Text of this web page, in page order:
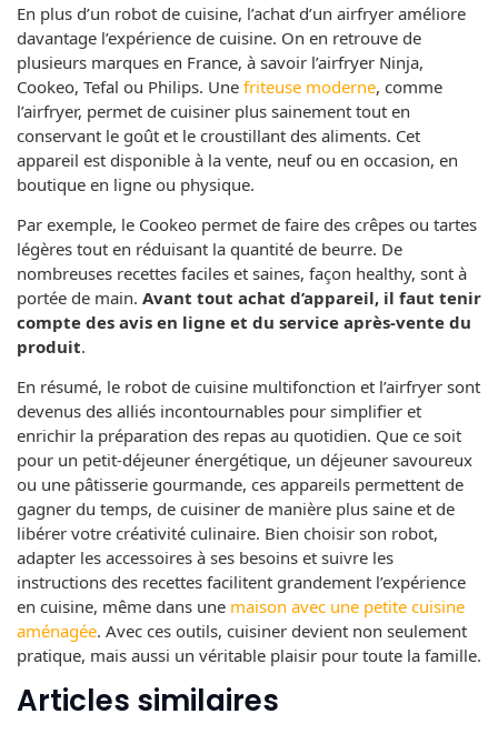
En plus d’un robot de cuisine, l’achat d’un airfryer améliore
davantage l’expérience de cuisine. On en retrouve de
plusieurs marques en France, à savoir l’airfryer Ninja,
Cookeo, Tefal ou Philips. Une friteuse moderne, comme
l’airfryer, permet de cuisiner plus sainement tout en
conservant le goût et le croustillant des aliments. Cet
appareil est disponible à la vente, neuf ou en occasion, en
boutique en ligne ou physique.
Par exemple, le Cookeo permet de faire des crêpes ou tartes
légères tout en réduisant la quantité de beurre. De
nombreuses recettes faciles et saines, façon healthy, sont à
portée de main. Avant tout achat d’appareil, il faut tenir
compte des avis en ligne et du service après-vente du
produit.
En résumé, le robot de cuisine multifonction et l’airfryer sont
devenus des alliés incontournables pour simplifier et
enrichir la préparation des repas au quotidien. Que ce soit
pour un petit-déjeuner énergétique, un déjeuner savoureux
ou une pâtisserie gourmande, ces appareils permettent de
gagner du temps, de cuisiner de manière plus saine et de
libérer votre créativité culinaire. Bien choisir son robot,
adapter les accessoires à ses besoins et suivre les
instructions des recettes facilitent grandement l’expérience
en cuisine, même dans une maison avec une petite cuisine
aménagée. Avec ces outils, cuisiner devient non seulement
pratique, mais aussi un véritable plaisir pour toute la famille.
Articles similaires